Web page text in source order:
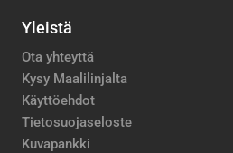
Yleistä
Ota yhteyttä
Kysy Maalilinjalta
Käyttöehdot
Tietosuojaseloste
Kuvapankki